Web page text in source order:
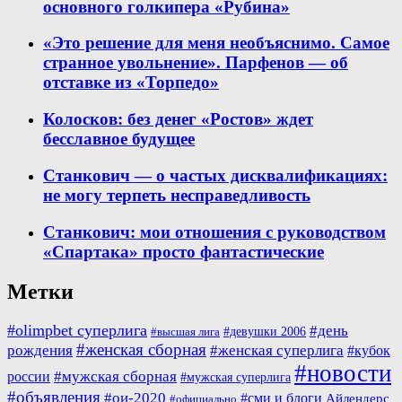
основного голкипера «Рубина»
«Это решение для меня необъяснимо. Самое
странное увольнение». Парфенов — об
отставке из «Торпедо»
Колосков: без денег «Ростов» ждет
бесславное будущее
Станкович — о частых дисквалификациях:
не могу терпеть несправедливость
Станкович: мои отношения с руководством
«Спартака» просто фантастические
Метки
#olimpbet суперлига #высшая лига #девушки 2006 #день
рождения #женская сборная #женская суперлига #кубок
россии #мужская сборная #мужская суперлига #новости
#объявления #ои-2020 #сми и блоги Айлендерс